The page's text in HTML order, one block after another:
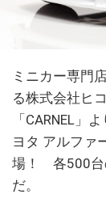
ミニカー専門
る株式会社ヒ
「CARNEL」
ヨタ アルファ
場！ 各500台
だ。